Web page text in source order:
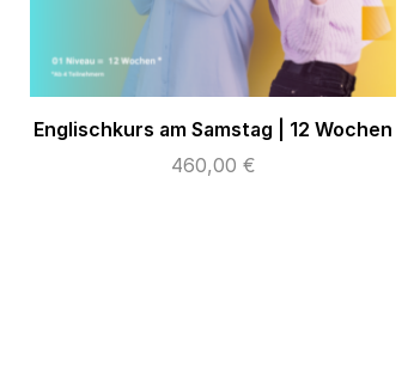
Englischkurs am Samstag | 12 Wochen
460,00 €